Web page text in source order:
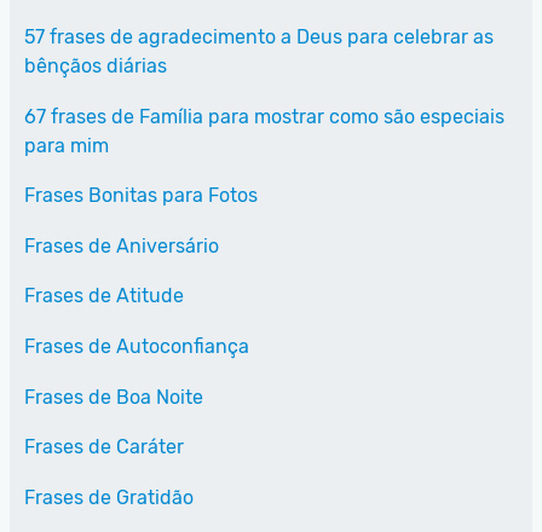
57 frases de agradecimento a Deus para celebrar as
bênçãos diárias
67 frases de Família para mostrar como são especiais
para mim
Frases Bonitas para Fotos
Frases de Aniversário
Frases de Atitude
Frases de Autoconfiança
Frases de Boa Noite
Frases de Caráter
Frases de Gratidão